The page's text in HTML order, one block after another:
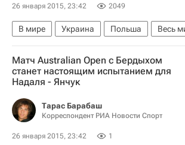
26 января 2015, 23:42 2049
В мире Украина Польша
Весь
Европа
Бронислав Коморовский
Петр Порошенко
Совет ЕС
Матч Australian Open с Бердыхом
станет настоящим испытанием для
Надаля - Янчук
Тарас Барабаш
Корреспондент РИА Новости Спорт
26 января 2015, 23:42 1